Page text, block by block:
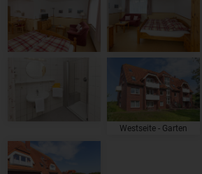
Westseite - Garten